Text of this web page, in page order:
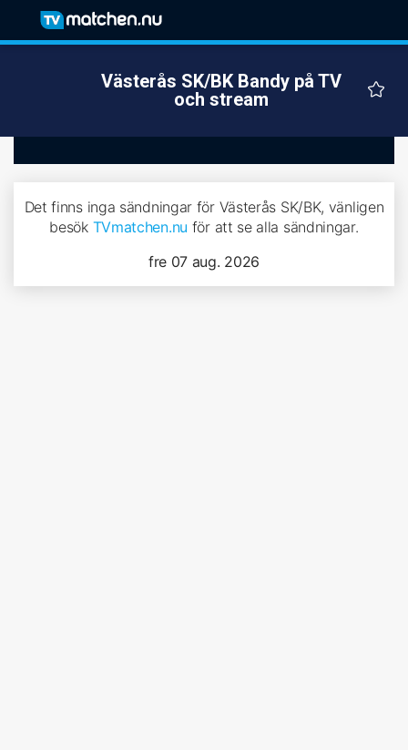
Västerås SK/BK Bandy på TV
och stream
Det finns inga sändningar för Västerås SK/BK, vänligen
besök TVmatchen.nu för att se alla sändningar.
fre 07 aug. 2026